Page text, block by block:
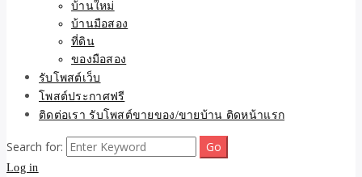
บ้านใหม่
บ้านมือสอง
ที่ดิน
ของมือสอง
รับโพสต์เว็บ
โพสต์ประกาศฟรี
ติดต่อเรา รับโพสต์ขายของ/ขายบ้าน ติดหน้าแรก
Search for:
Log in